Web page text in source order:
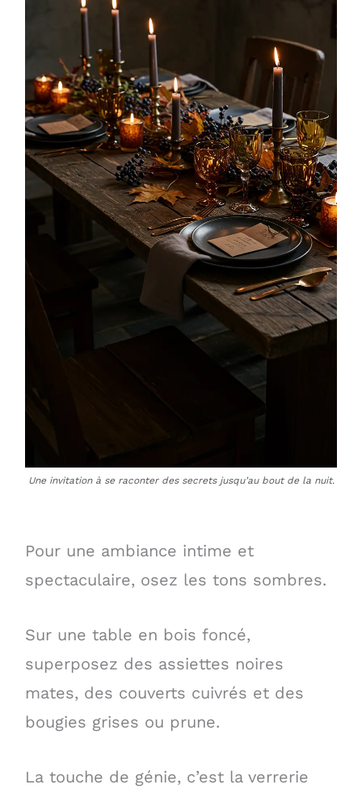
Une invitation à se raconter des secrets jusqu’au bout de la nuit.
Pour une ambiance intime et
spectaculaire, osez les tons sombres.
Sur une table en bois foncé,
superposez des assiettes noires
mates, des couverts cuivrés et des
bougies grises ou prune.
La touche de génie, c’est la verrerie